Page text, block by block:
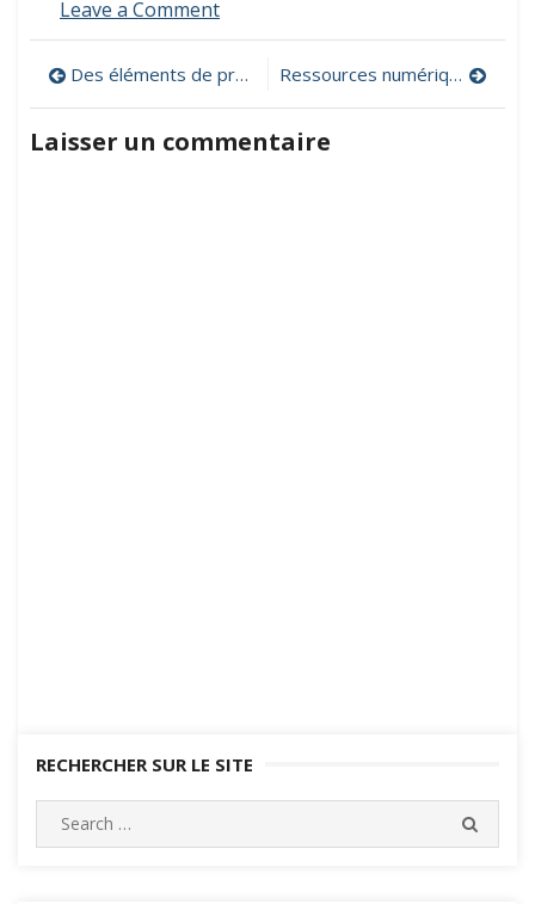
Leave a Commenton
:
une
collection
de
Navigation
de
l’article
Des éléments de progression en robotique du cycle 2 au cycle 4 Ressources numériques pour le plan Français
Laisser un commentaire
RECHERCHER SUR LE SITE
Search
for: